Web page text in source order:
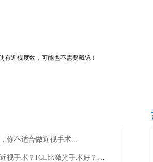
有近视度数，可能也不需要戴镜！
你不适合做近视手术...
眼科医生不做近视手术？ICL比激光手术好？这些近视手术谣言，别再信了！